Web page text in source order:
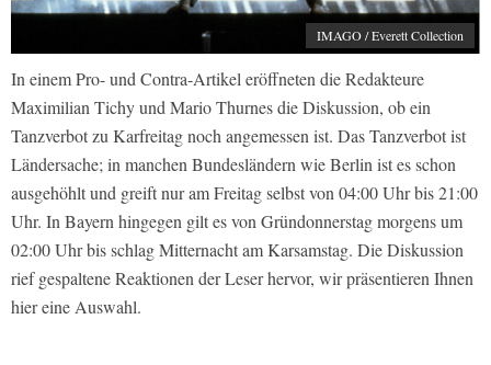
IMAGO / Everett Collection
In einem Pro- und Contra-Artikel eröffneten die Redakteure
Maximilian Tichy und Mario Thurnes die Diskussion, ob ein
Tanzverbot zu Karfreitag noch angemessen ist. Das Tanzverbot ist
Ländersache; in manchen Bundesländern wie Berlin ist es schon
ausgehöhlt und greift nur am Freitag selbst von 04:00 Uhr bis 21:00
Uhr. In Bayern hingegen gilt es von Gründonnerstag morgens um
02:00 Uhr bis schlag Mitternacht am Karsamstag. Die Diskussion
rief gespaltene Reaktionen der Leser hervor, wir präsentieren Ihnen
hier eine Auswahl.